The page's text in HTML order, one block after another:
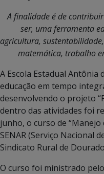
A finalidade é de
ser, uma ferramenta
agricultura,
matemática, trabalho
A Escola Estadual Antônia
educação em tempo
desenvolvendo o projeto
dentro das atividades foi
junho, o curso de
SENAR (Serviço Nacional
Sindicato Rural de
O curso foi ministrado